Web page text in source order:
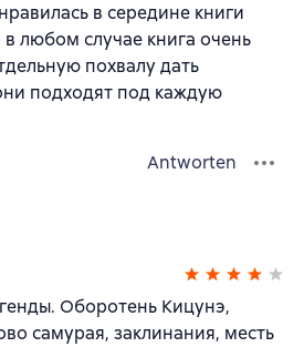
в середине книги
любом случае книга очень
похвалу дать
подходят под каждую
Antworten
Оборотень Кицунэ,
самурая, заклинания, месть